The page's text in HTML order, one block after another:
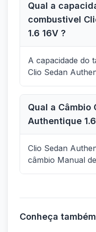
Qual a
combustivel
1.6 16V ?
A capacidade do
Clio Sedan
Qual a Câmbio
Authentique
Clio Sedan
câmbio Manual
Conheça também